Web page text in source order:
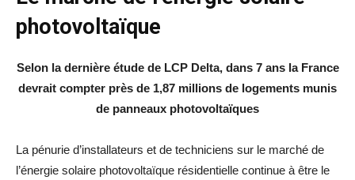
photovoltaïque
Selon la dernière étude de LCP Delta, dans 7 ans la France
devrait compter près de 1,87 millions de logements munis
de panneaux photovoltaïques
La pénurie d’installateurs et de techniciens sur le marché de
l’énergie solaire photovoltaïque résidentielle continue à être le